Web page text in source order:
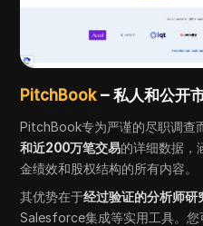
PitchBook – 私人和公开
PitchBook专为严谨的尽职调查
和近200万笔交易的详细数据，
金绩效和股权结构的所有内容。
其优势在于经过验证的分析师研
Salesforce集成等实用工具。